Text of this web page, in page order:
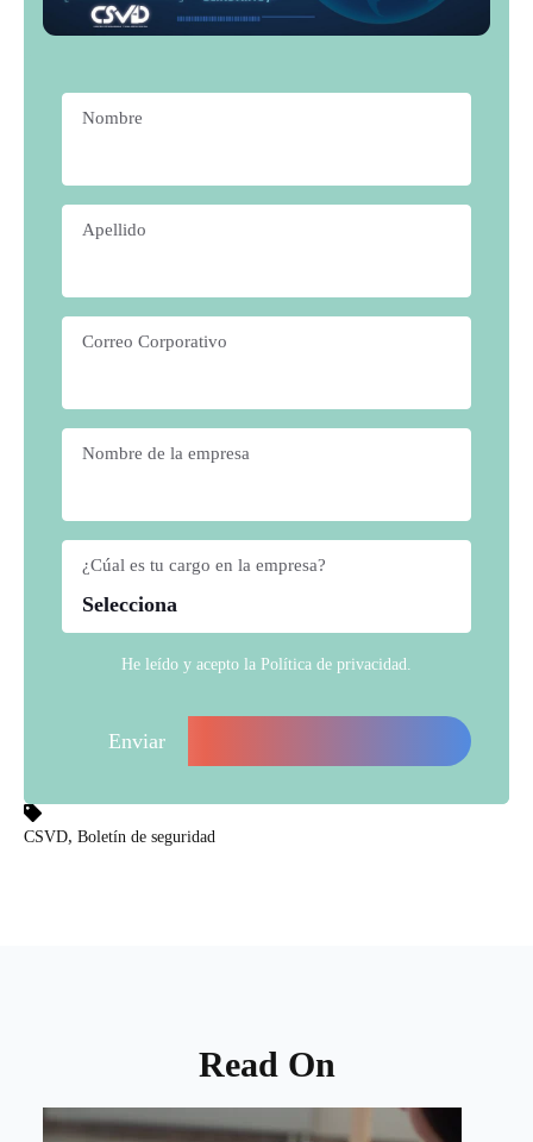
Nombre
Apellido
Correo Corporativo
Nombre de la empresa
¿Cúal es tu cargo en la empresa?
He leído y acepto la Política de privacidad
CSVD, Boletín de seguridad
Read On